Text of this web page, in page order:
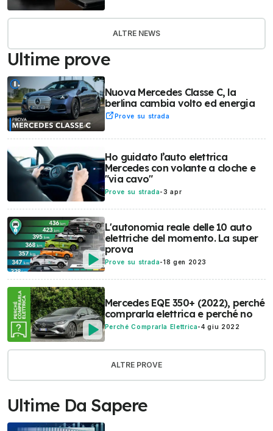
ALTRE NEWS
Ultime prove
Nuova Mercedes Classe C, la
berlina cambia volto ed energia
Prove su strada
Ho guidato l’auto elettrica
Mercedes con volante a cloche e
"via cavo"
Prove su strada-3 apr
L'autonomia reale delle 10 auto
elettriche del momento. La super
prova
Prove su strada-18 gen 2023
Mercedes EQE 350+ (2022), perché
comprarla elettrica e perché no
Perché Comprarla Elettrica-4 giu 2022
ALTRE PROVE
Ultime Da Sapere